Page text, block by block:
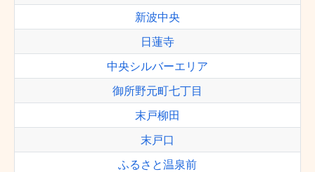
新波中央
日蓮寺
中央シルバーエリア
御所野元町七丁目
末戸柳田
末戸口
ふるさと温泉前